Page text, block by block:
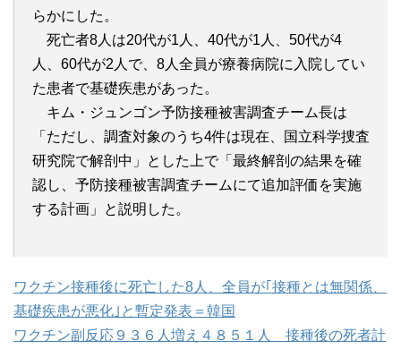
らかにした。
死亡者8人は20代が1人、40代が1人、50代が4
人、60代が2人で、8人全員が療養病院に入院してい
た患者で基礎疾患があった。
キム・ジュンゴン予防接種被害調査チーム長は
「ただし、調査対象のうち4件は現在、国立科学捜査
研究院で解剖中」とした上で「最終解剖の結果を確
認し、予防接種被害調査チームにて追加評価を実施
する計画」と説明した。
ワクチン接種後に死亡した8人、全員が｢接種とは無関係、
基礎疾患が悪化｣と暫定発表＝韓国
ワクチン副反応９３６人増え４８５１人 接種後の死者計